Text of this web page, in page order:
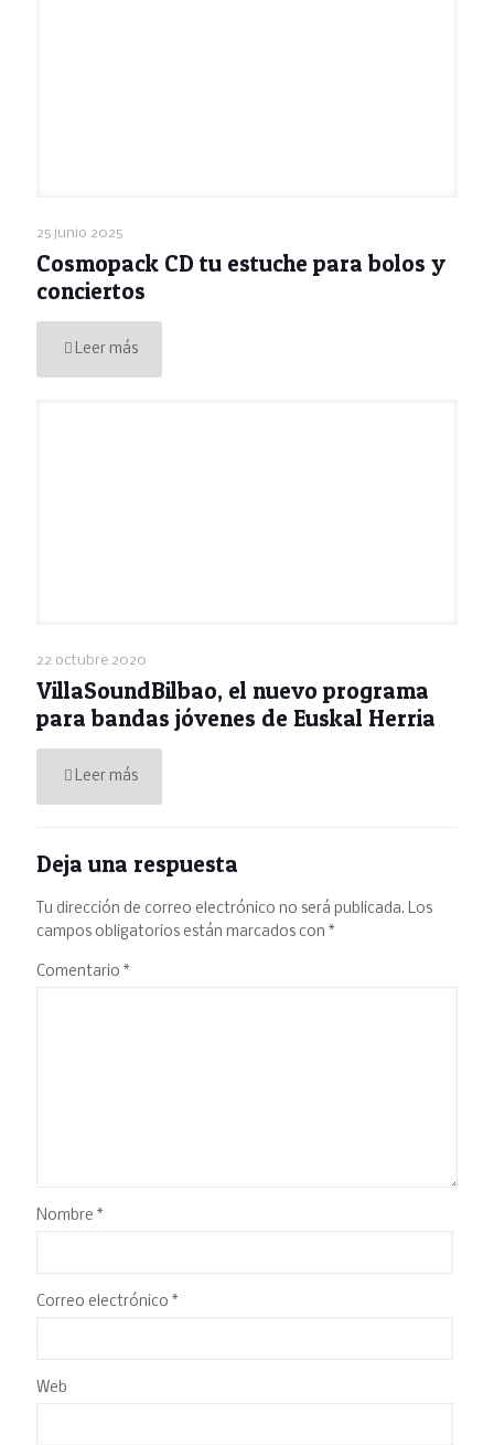
25 junio 2025
Cosmopack CD tu estuche para bolos y
conciertos
Leer más
22 octubre 2020
VillaSoundBilbao, el nuevo programa
para bandas jóvenes de Euskal Herria
Leer más
Deja una respuesta
Tu dirección de correo electrónico no será publicada. Los
campos obligatorios están marcados con *
Comentario *
Nombre *
Correo electrónico *
Web